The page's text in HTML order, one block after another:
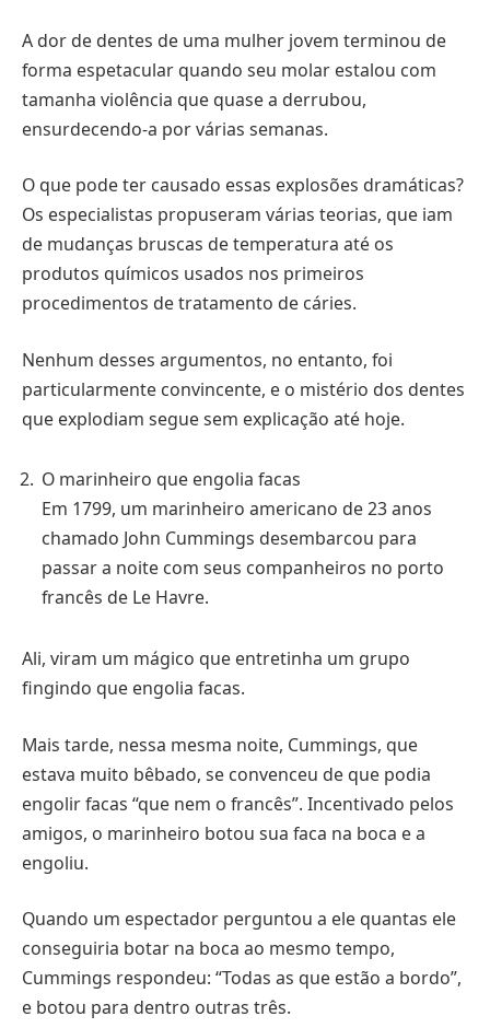
A dor de dentes de uma mulher jovem terminou de
forma espetacular quando seu molar estalou com
tamanha violência que quase a derrubou,
ensurdecendo-a por várias semanas.
O que pode ter causado essas explosões dramáticas?
Os especialistas propuseram várias teorias, que iam
de mudanças bruscas de temperatura até os
produtos químicos usados nos primeiros
procedimentos de tratamento de cáries.
Nenhum desses argumentos, no entanto, foi
particularmente convincente, e o mistério dos dentes
que explodiam segue sem explicação até hoje.
O marinheiro que engolia facas
Em 1799, um marinheiro americano de 23 anos
chamado John Cummings desembarcou para
passar a noite com seus companheiros no porto
francês de Le Havre.
Ali, viram um mágico que entretinha um grupo
fingindo que engolia facas.
Mais tarde, nessa mesma noite, Cummings, que
estava muito bêbado, se convenceu de que podia
engolir facas “que nem o francês”. Incentivado pelos
amigos, o marinheiro botou sua faca na boca e a
engoliu.
Quando um espectador perguntou a ele quantas ele
conseguiria botar na boca ao mesmo tempo,
Cummings respondeu: “Todas as que estão a bordo”,
e botou para dentro outras três.